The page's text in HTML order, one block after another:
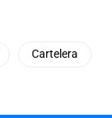
Cartelera